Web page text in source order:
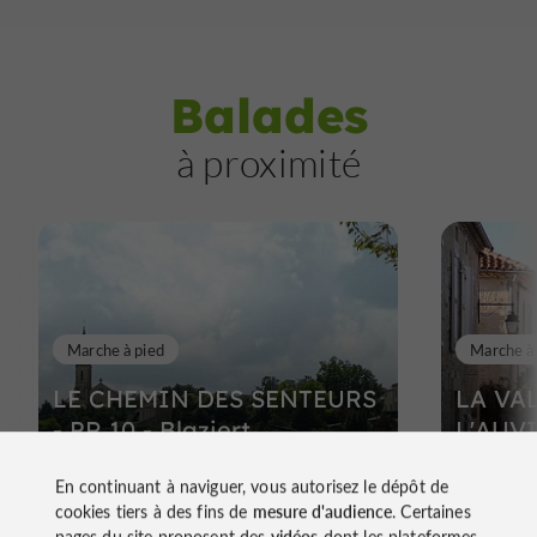
Balades
à proximité
LE CHEMIN DES SENTEURS
- PR 10 - Blaziert
Marche à pied
LA
Marche
En continuant à naviguer, vous autorisez le dépôt de
cookies tiers à des fins de mesure d'audience. Certaines